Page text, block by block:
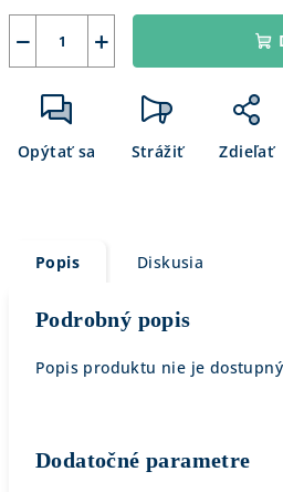
+
−
Opýtať sa Strážiť Zdieľať
Popis Diskusia
Podrobný popis
Popis produktu nie je dostupný
Dodatočné parametre